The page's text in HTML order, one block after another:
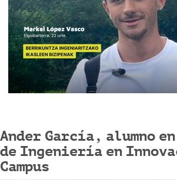
Ander García, alumno en
de Ingeniería en
Campus